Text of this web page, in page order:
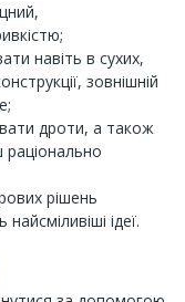
навіть в сухих,
зовнішній
дроти, а також
раціонально
рішень
ідеї.